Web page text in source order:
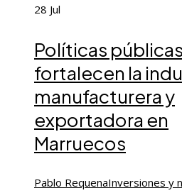
28 Jul
Políticas
fortalecen la
manufacturera y
exportadora en
Marruecos
Pablo RequenaInversiones y